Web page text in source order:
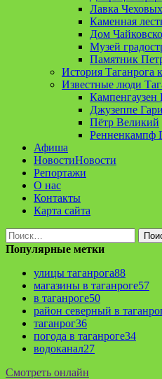
Лавка Чеховых
Каменная
Дом
Музей
Памятник
История Таганрога
Известные люди
Кампенгаузен
Джузеппе
Пётр Великий
Ренненкампф
Афиша
НовостиНовости
Репортажи
О нас
Контакты
Карта сайта
Найти:
Популярные метки
улицы таганрога88
магазины в таганроге57
в таганроге50
район северный в
таганрог36
погода в таганроге34
водоканал27
Смотреть онлайн